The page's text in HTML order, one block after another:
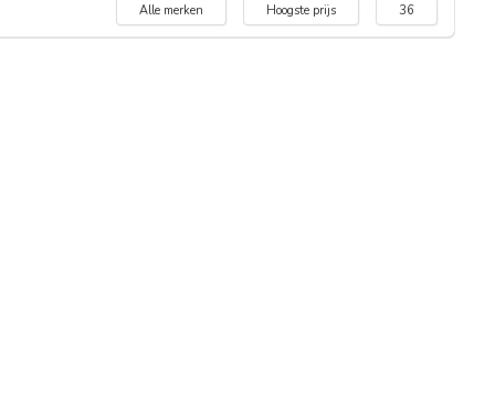
Alle merken Hoogste prijs 36